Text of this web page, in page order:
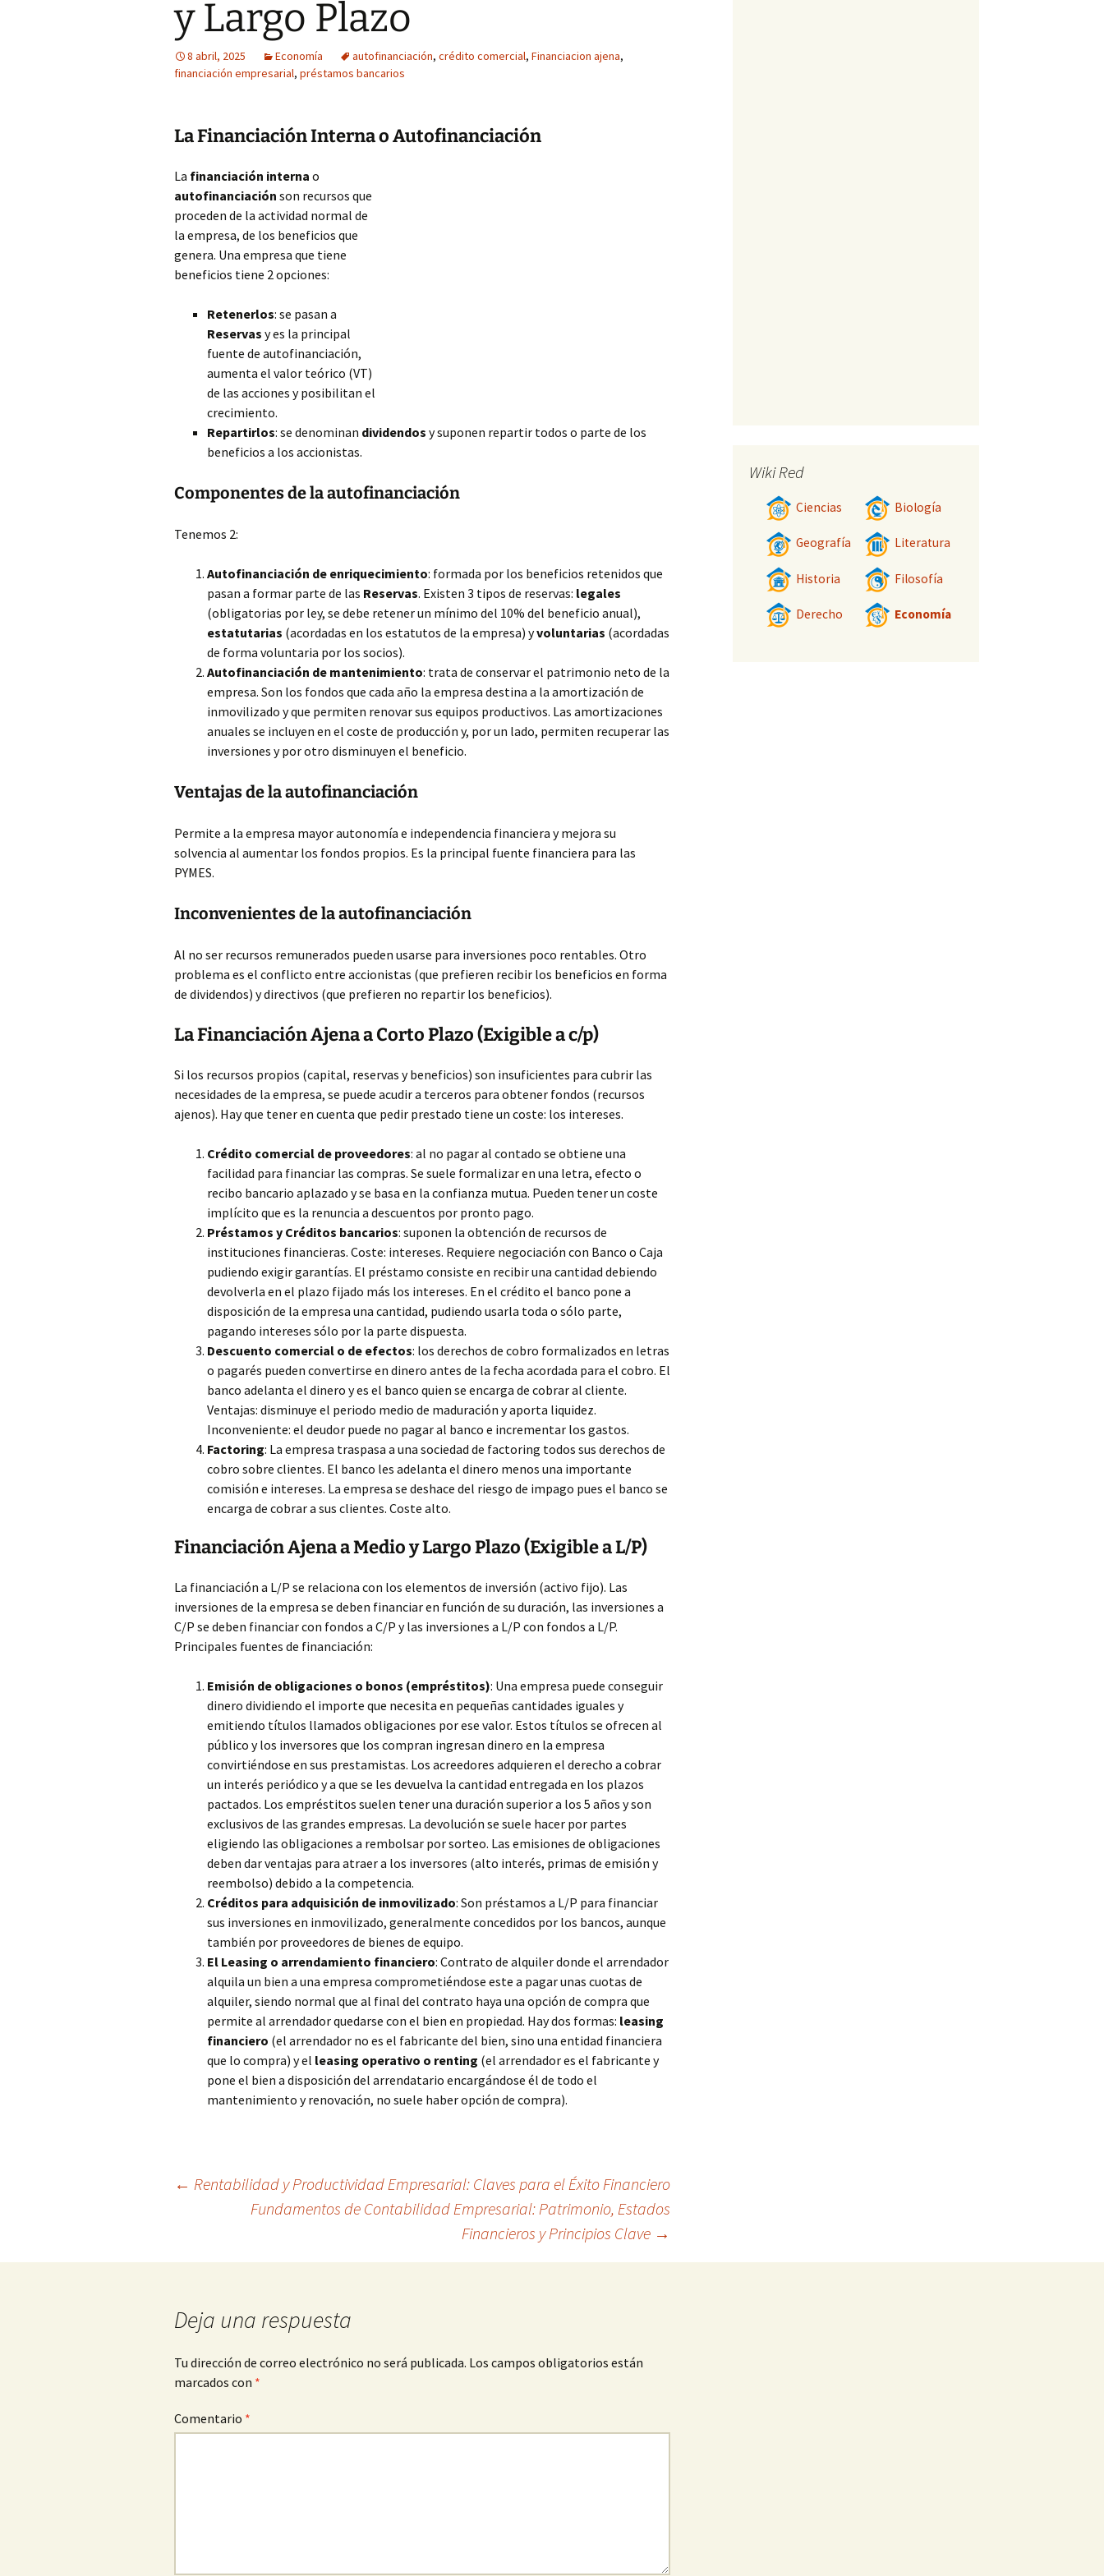
y Largo Plazo
8 abril, 2025 Economía autofinanciación, crédito comercial, Financiacion ajena,
financiación empresarial, préstamos bancarios
La Financiación Interna o Autofinanciación
La financiación interna o
autofinanciación son recursos que
proceden de la actividad normal de
la empresa, de los beneficios que
genera. Una empresa que tiene
beneficios tiene 2 opciones:
Retenerlos: se pasan a
Reservas y es la principal
fuente de autofinanciación,
aumenta el valor teórico (VT)
de las acciones y posibilitan el
crecimiento.
Repartirlos: se denominan dividendos y suponen repartir todos o parte de los
beneficios a los accionistas.
Componentesde la autofinanciación
Tenemos 2:
Autofinanciación de enriquecimiento: formada por los beneficios retenidos que
pasan a formar parte de las Reservas. Existen 3 tipos de reservas: legales
(obligatorias por ley, se debe retener un mínimo del 10% del beneficio anual),
estatutarias (acordadas en los estatutos de la empresa) yvoluntarias (acordadas
de forma voluntaria por los socios).
Autofinanciación de mantenimiento: trata de conservar el patrimonio neto de la
empresa. Son los fondos que cada año la empresa destina a la amortización de
inmovilizado y que permiten renovar sus equipos productivos. Las amortizaciones
anuales se incluyen en el coste de producción y, por un lado, permiten recuperar las
inversiones y por otro disminuyen el beneficio.
Ventajas de la autofinanciación
Permite a la empresa mayor autonomía e independencia financiera y mejora su
solvencia al aumentar los fondos propios. Es la principal fuente financiera para las
PYMES.
Inconvenientes de la autofinanciación
Al no ser recursos remunerados pueden usarse para inversiones poco rentables. Otro
problema es el conflicto entre accionistas (que prefieren recibir los beneficios en forma
de dividendos) y directivos (que prefieren no repartir los beneficios).
La Financiación Ajena a Corto Plazo (Exigible a c/p)
Si los recursos propios (capital, reservas y beneficios) son insuficientes para cubrir las
necesidades de la empresa, se puede acudir a terceros para obtener fondos (recursos
ajenos). Hay que tener en cuenta que pedir prestado tiene un coste: los intereses.
Crédito comercial de proveedores: al no pagar al contado se obtiene una
facilidad para financiar las compras. Se suele formalizar en una letra, efecto o
recibo bancario aplazado y se basa en la confianza mutua. Pueden tener un coste
implícito que es la renuncia a descuentos por pronto pago.
Préstamos y Créditos bancarios: suponen la obtención de recursos de
instituciones financieras. Coste: intereses. Requiere negociación con Banco o Caja
pudiendo exigir garantías. El préstamo consiste en recibir una cantidad debiendo
devolverla en el plazo fijado más los intereses. En el crédito el banco pone a
disposición de la empresa una cantidad, pudiendo usarla toda o sólo parte,
pagando intereses sólo por la parte dispuesta.
Descuento comercial o de efectos: los derechos de cobro formalizados en letras
o pagarés pueden convertirse en dinero antes de la fecha acordada para el cobro. El
banco adelanta el dinero y es el banco quien se encarga de cobrar al cliente.
Ventajas: disminuye el periodo medio de maduración y aporta liquidez.
Inconveniente: el deudor puede no pagar al banco e incrementar los gastos.
Factoring: La empresa traspasa a una sociedad de factoring todos sus derechos de
cobro sobre clientes. El banco les adelanta el dinero menos una importante
comisión e intereses. La empresa se deshace del riesgo de impago pues el banco se
encarga de cobrar a sus clientes. Coste alto.
Financiación Ajena a Medio y Largo Plazo (Exigible a L/P)
La financiación a L/P se relaciona con los elementos de inversión (activo fijo). Las
inversiones de la empresa se deben financiar en función de su duración, las inversiones a
C/P se deben financiar con fondos a C/P y las inversiones a L/P con fondos a L/P.
Principales fuentes de financiación:
Emisión de obligaciones o bonos (empréstitos): Una empresa puede conseguir
dinero dividiendo el importe que necesita en pequeñas cantidades iguales y
emitiendo títulos llamados obligaciones por ese valor. Estos títulos se ofrecen al
público y los inversores que los compran ingresan dinero en la empresa
convirtiéndose en sus prestamistas. Los acreedores adquieren el derecho a cobrar
un interés periódico y a que se les devuelva la cantidad entregada en los plazos
pactados. Los empréstitos suelen tener una duración superior a los 5 años y son
exclusivos de las grandes empresas. La devolución se suele hacer por partes
eligiendo las obligaciones a rembolsar por sorteo. Las emisiones de obligaciones
deben dar ventajas para atraer a los inversores (alto interés, primas de emisión y
reembolso) debido a la competencia.
Créditos para adquisición de inmovilizado: Son préstamos a L/P para financiar
sus inversiones en inmovilizado, generalmente concedidos por los bancos, aunque
también por proveedores de bienes de equipo.
El Leasing o arrendamiento financiero: Contrato de alquiler donde el arrendador
alquila un bien a una empresa comprometiéndose este a pagar unas cuotas de
alquiler, siendo normal que al final del contrato haya una opción de compra que
permite al arrendador quedarse con el bien en propiedad. Hay dos formas: leasing
financiero (el arrendador no es el fabricante del bien, sino una entidad financiera
que lo compra) y el leasing operativo o renting (el arrendador es el fabricante y
pone el bien a disposición del arrendatario encargándose él de todo el
mantenimiento y renovación, no suele haber opción de compra).
Navegación
← Rentabilidad y Productividad Empresarial: Claves para el Éxito Financiero
Fundamentos de Contabilidad Empresarial: Patrimonio, Estados
Financieros y Principios Clave →
Deja una respuesta
Tu dirección de correo electrónico no será publicada. Los campos obligatorios están
marcados con *
Comentario *
Wiki Red
Ciencias Biología
Geografía Literatura
Historia Filosofía
Derecho Economía